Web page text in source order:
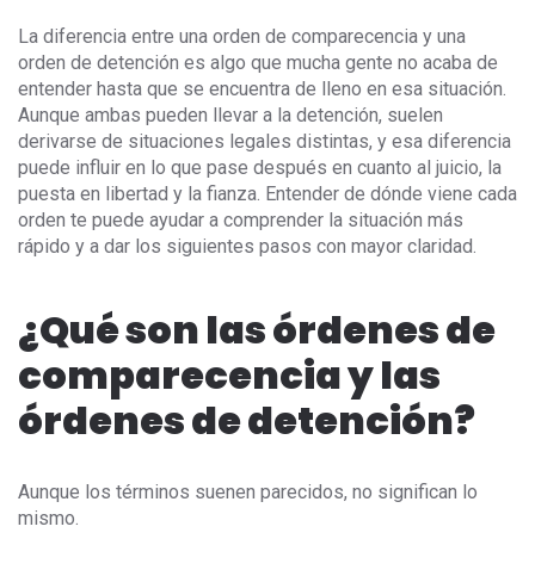
La diferencia entre una orden de comparecencia y una
orden de detención es algo que mucha gente no acaba de
entender hasta que se encuentra de lleno en esa situación.
Aunque ambas pueden llevar a la detención, suelen
derivarse de situaciones legales distintas, y esa diferencia
puede influir en lo que pase después en cuanto al juicio, la
puesta en libertad y la fianza. Entender de dónde viene cada
orden te puede ayudar a comprender la situación más
rápido y a dar los siguientes pasos con mayor claridad.
¿Qué son las órdenes de
comparecencia y las
órdenes de detención?
Aunque los términos suenen parecidos, no significan lo
mismo.